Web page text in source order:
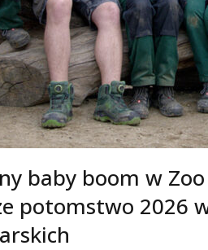
baby boom w
potomstwo 2026